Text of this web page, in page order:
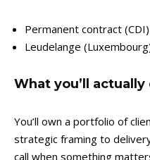
Permanent contract
Leudelange
What you’ll actually
You’ll own a portfolio of
strategic framing to
call when something